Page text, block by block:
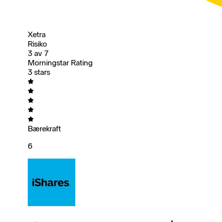
Xetra
Risiko
3 av 7
Morningstar Rating
3 stars
Bærekraft
6